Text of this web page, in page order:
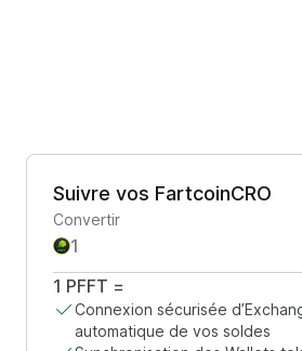
Suivre vos FartcoinCRO
Convertir
1 PFFT =
Connexion sécurisée
automatique de vos soldes